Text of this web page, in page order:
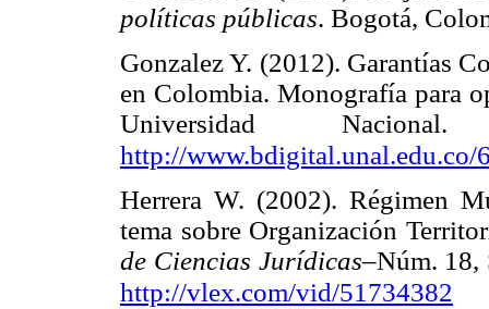
políticas públicas. Bogotá,
Gonzalez Y. (2012). Garantías
en Colombia. Monografía para
Universidad
http://www.bdigital.unal.edu.co/
Herrera W. (2002). Régimen
tema sobre Organización
de Ciencias Jurídicas–Núm. 18,
http://vlex.com/vid/51734382